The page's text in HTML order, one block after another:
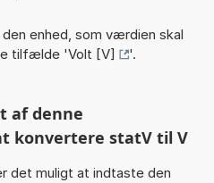
enhed, som værdien skal
tilfælde 'Volt [V] '.
af denne
konvertere statV til V
det muligt at indtaste den